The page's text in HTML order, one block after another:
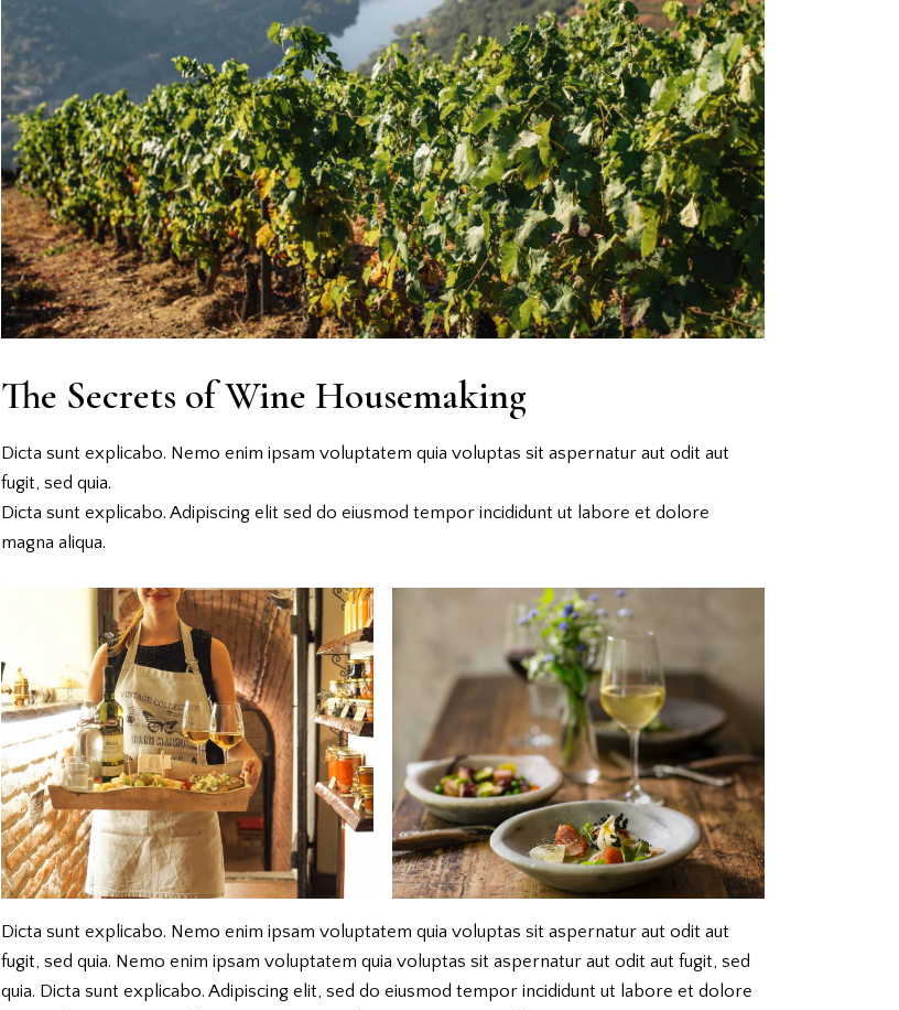
The Secrets of Wine Housemaking
Dicta sunt explicabo. Nemo enim ipsam voluptatem quia voluptas sit aspernatur aut odit aut
fugit, sed quia.
Dicta sunt explicabo. Adipiscing elit sed do eiusmod tempor incididunt ut labore et dolore
magna aliqua.
Dicta sunt explicabo. Nemo enim ipsam voluptatem quia voluptas sit aspernatur aut odit aut
fugit, sed quia. Nemo enim ipsam voluptatem quia voluptas sit aspernatur aut odit aut fugit, sed
quia. Dicta sunt explicabo. Adipiscing elit, sed do eiusmod tempor incididunt ut labore et dolore